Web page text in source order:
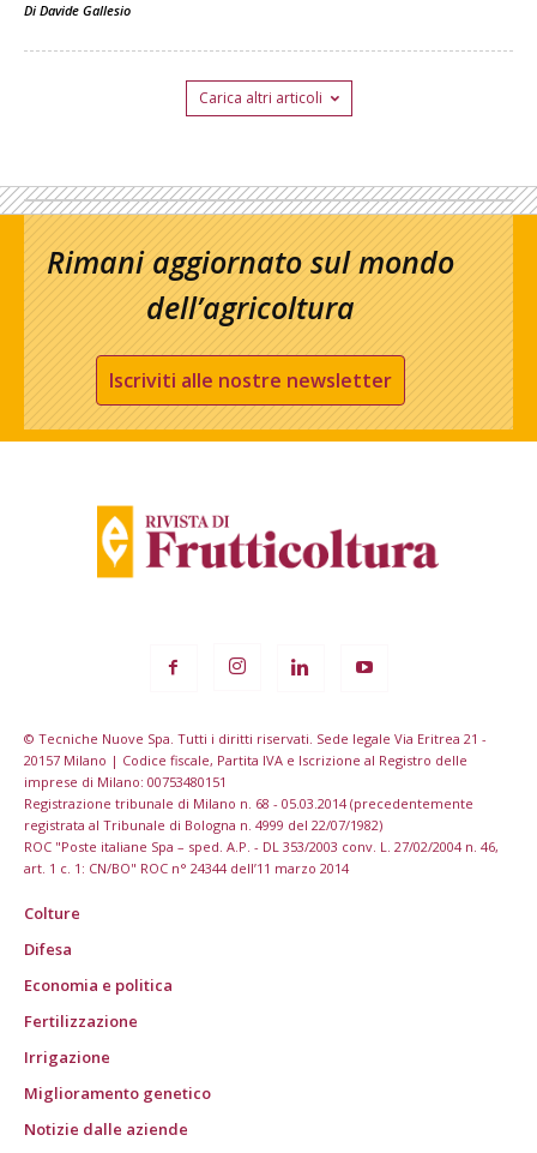
Di Davide Gallesio
Carica altri articoli
Rimani aggiornato sul mondo
dell’agricoltura
Iscriviti alle nostre newsletter
© Tecniche Nuove Spa. Tutti i diritti riservati. Sede legale Via Eritrea 21 -
20157 Milano | Codice fiscale, Partita IVA e Iscrizione al Registro delle
imprese di Milano: 00753480151
Registrazione tribunale di Milano n. 68 - 05.03.2014 (precedentemente
registrata al Tribunale di Bologna n. 4999 del 22/07/1982)
ROC "Poste italiane Spa – sped. A.P. - DL 353/2003 conv. L. 27/02/2004 n. 46,
art. 1 c. 1: CN/BO" ROC n° 24344 dell’11 marzo 2014
Colture
Difesa
Economia e politica
Fertilizzazione
Irrigazione
Miglioramento genetico
Notizie dalle aziende